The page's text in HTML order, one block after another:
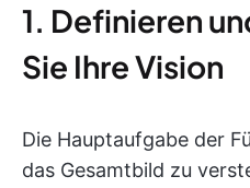
1. Definieren
Sie Ihre Vision
Die Hauptaufgabe der
das Gesamtbild zu